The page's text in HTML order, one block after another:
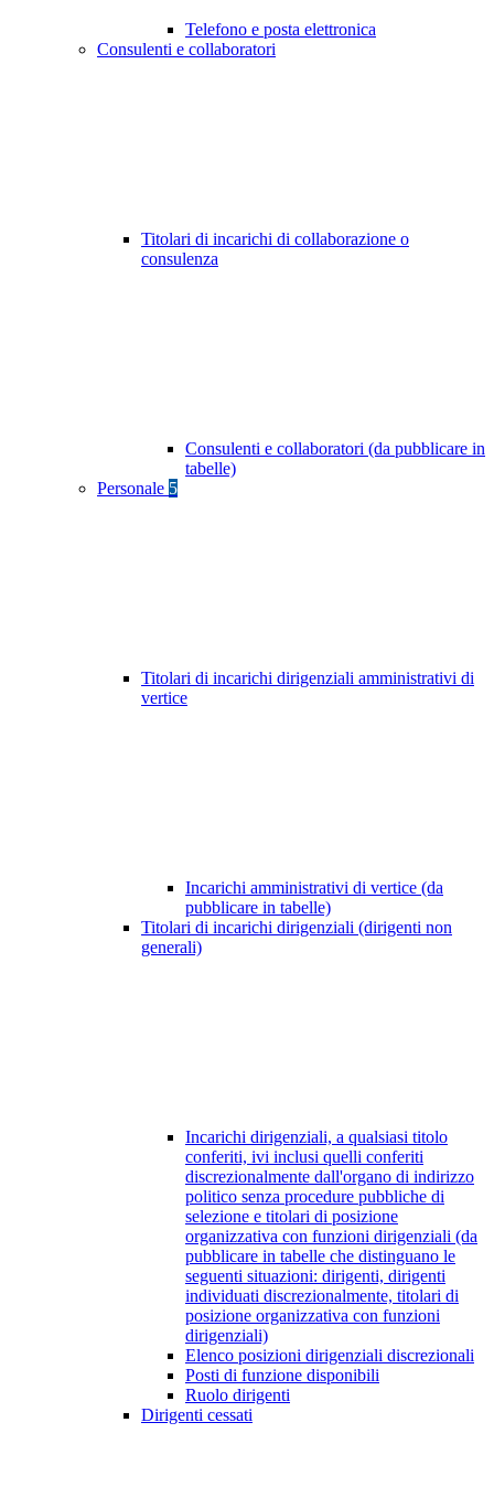
Telefono e posta elettronica
Consulenti e collaboratori
Titolari di incarichi di collaborazione o
consulenza
Consulenti e collaboratori (da pubblicare in
tabelle)
Personale 5
Titolari di incarichi dirigenziali amministrativi di
vertice
Incarichi amministrativi di vertice (da
pubblicare in tabelle)
Titolari di incarichi dirigenziali (dirigenti non
generali)
Incarichi dirigenziali, a qualsiasi titolo
conferiti, ivi inclusi quelli conferiti
discrezionalmente dall'organo di indirizzo
politico senza procedure pubbliche di
selezione e titolari di posizione
organizzativa con funzioni dirigenziali (da
pubblicare in tabelle che distinguano le
seguenti situazioni: dirigenti, dirigenti
individuati discrezionalmente, titolari di
posizione organizzativa con funzioni
dirigenziali)
Elenco posizioni dirigenziali discrezionali
Posti di funzione disponibili
Ruolo dirigenti
Dirigenti cessati